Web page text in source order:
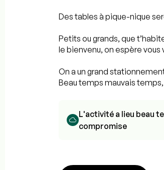
Des tables à pique-nique
Petits ou grands, que
le bienvenu, on espère vous
On a un grand
Beau temps mauvais
L'activité a lieu beau
compromise